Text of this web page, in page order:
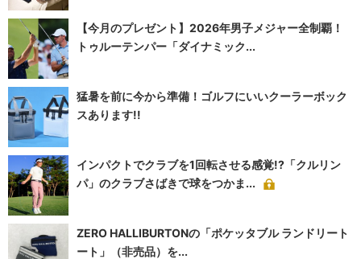
【今月のプレゼント】2026年男子メジャー全制覇！
トゥルーテンパー「ダイナミック...
猛暑を前に今から準備！ゴルフにいいクーラーボック
スあります!!
インパクトでクラブを1回転させる感覚!?「クルリン
パ」のクラブさばきで球をつかま...
ZERO HALLIBURTONの「ポケッタブル ランドリート
ート」（非売品）を...